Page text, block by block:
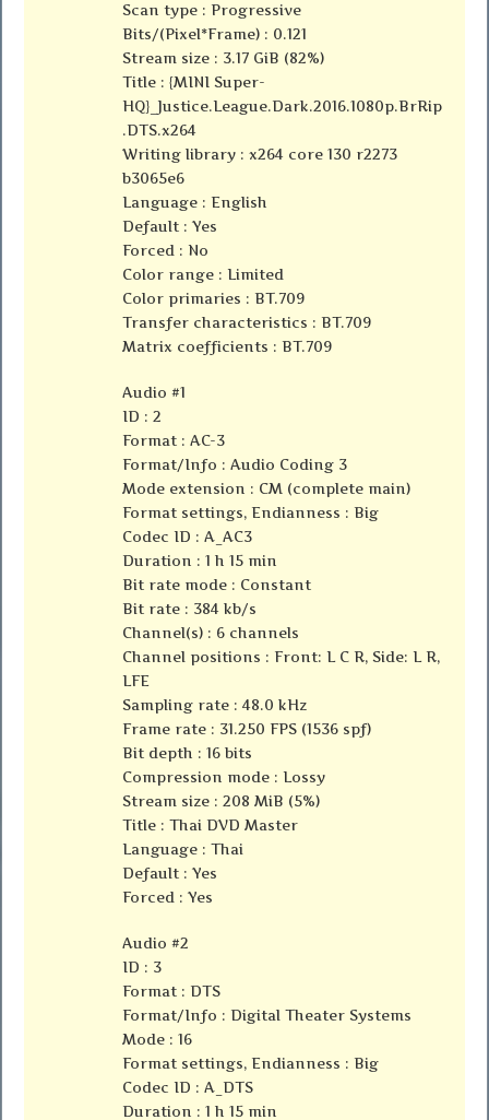
Scan type : Progressive
Bits/(Pixel*Frame) : 0.121
Stream size : 3.17 GiB (82%)
Title : {MINI Super-
HQ}_Justice.League.Dark.2016.1080p.BrRip
.DTS.x264
Writing library : x264 core 130 r2273
b3065e6
Language : English
Default : Yes
Forced : No
Color range : Limited
Color primaries : BT.709
Transfer characteristics : BT.709
Matrix coefficients : BT.709
Audio #1
ID : 2
Format : AC-3
Format/Info : Audio Coding 3
Mode extension : CM (complete main)
Format settings, Endianness : Big
Codec ID : A_AC3
Duration : 1 h 15 min
Bit rate mode : Constant
Bit rate : 384 kb/s
Channel(s) : 6 channels
Channel positions : Front: L C R, Side: L R,
LFE
Sampling rate : 48.0 kHz
Frame rate : 31.250 FPS (1536 spf)
Bit depth : 16 bits
Compression mode : Lossy
Stream size : 208 MiB (5%)
Title : Thai DVD Master
Language : Thai
Default : Yes
Forced : Yes
Audio #2
ID : 3
Format : DTS
Format/Info : Digital Theater Systems
Mode : 16
Format settings, Endianness : Big
Codec ID : A_DTS
Duration : 1 h 15 min